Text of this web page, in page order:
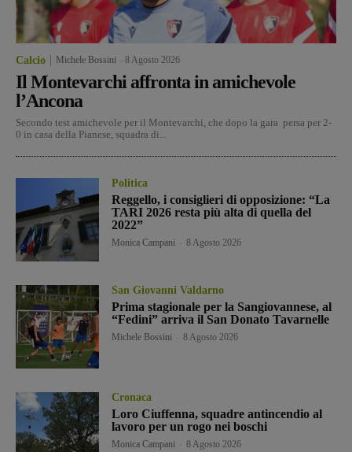
Calcio Michele Bossini 8 Agosto 2026
Il Montevarchi affronta in amichevole
l’Ancona
Secondo test amichevole per il Montevarchi, che dopo la gara persa per 2-
0 in casa della Pianese, squadra di...
Politica
Reggello, i consiglieri di opposizione: “La
TARI 2026 resta più alta di quella del
2022”
Monica Campani 8 Agosto 2026
San Giovanni Valdarno
Prima stagionale per la Sangiovannese, al
“Fedini” arriva il San Donato Tavarnelle
Michele Bossini 8 Agosto 2026
Cronaca
Loro Ciuffenna, squadre antincendio al
lavoro per un rogo nei boschi
Monica Campani 8 Agosto 2026